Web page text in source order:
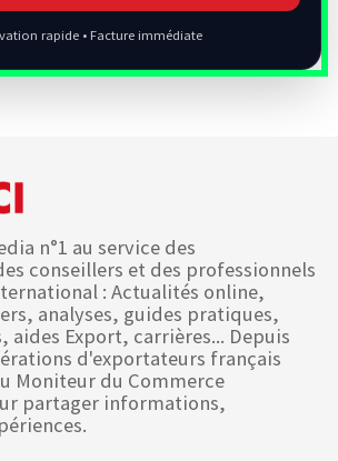
rapide • Facture immédiate
n°1 au service des
conseillers et des professionnels
: Actualités online,
analyses, guides pratiques,
aides Export, carrières... Depuis
d'exportateurs français
Moniteur du Commerce
partager informations,